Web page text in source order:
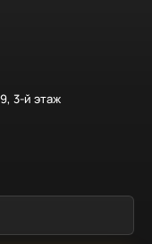
3-й этаж